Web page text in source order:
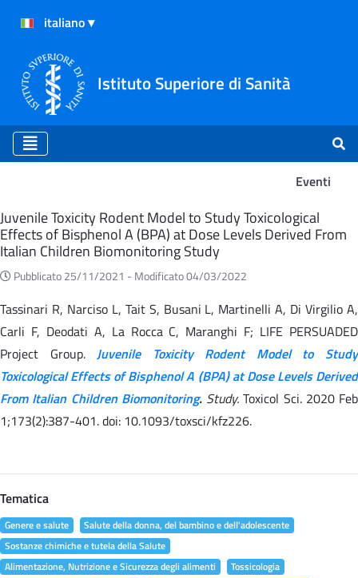
Istituto Superiore di Sanità
Eventi
Eventi
Juvenile Toxicity Rodent Model to Study Toxicological
Effects of Bisphenol A (BPA) at Dose Levels Derived From
Italian Children Biomonitoring Study
Pubblicato 25/11/2021 - Modificato 04/03/2022
Tassinari R, Narciso L, Tait S, Busani L, Martinelli A, Di Virgilio A,
Carli F, Deodati A, La Rocca C, Maranghi F; LIFE PERSUADED
Project Group.Juvenile Toxicity Rodent Model to Study
Toxicological Effects of Bisphenol A (BPA) at Dose Levels Derived
From Italian Children Biomonitoring.Study. Toxicol Sci. 2020 Feb
1;173(2):387-401. doi: 10.1093/toxsci/kfz226.
Tematica
Genere e salute
Salute della donna, del bambino e dell'adolescente
Sostanze chimiche e tutela della Salute
Alimentazione, Nutrizione e Sicurezza degli alimenti
Tossicologia